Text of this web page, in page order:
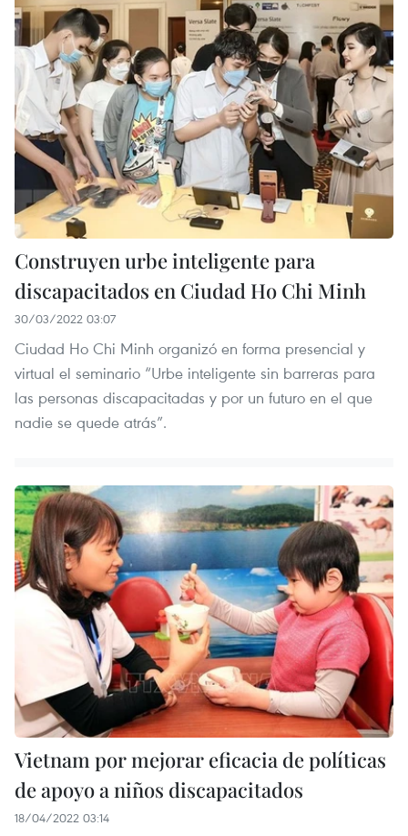
Construyen urbe inteligente para
discapacitados en Ciudad Ho Chi Minh
30/03/2022 03:07
Ciudad Ho Chi Minh organizó en forma presencial y
virtual el seminario “Urbe inteligente sin barreras para
las personas discapacitadas y por un futuro en el que
nadie se quede atrás”.
Vietnam por mejorar eficacia de políticas
de apoyo a niños discapacitados
18/04/2022 03:14